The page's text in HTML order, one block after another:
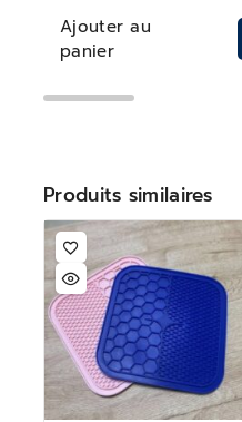
Ajouter au
panier
Produits similaires